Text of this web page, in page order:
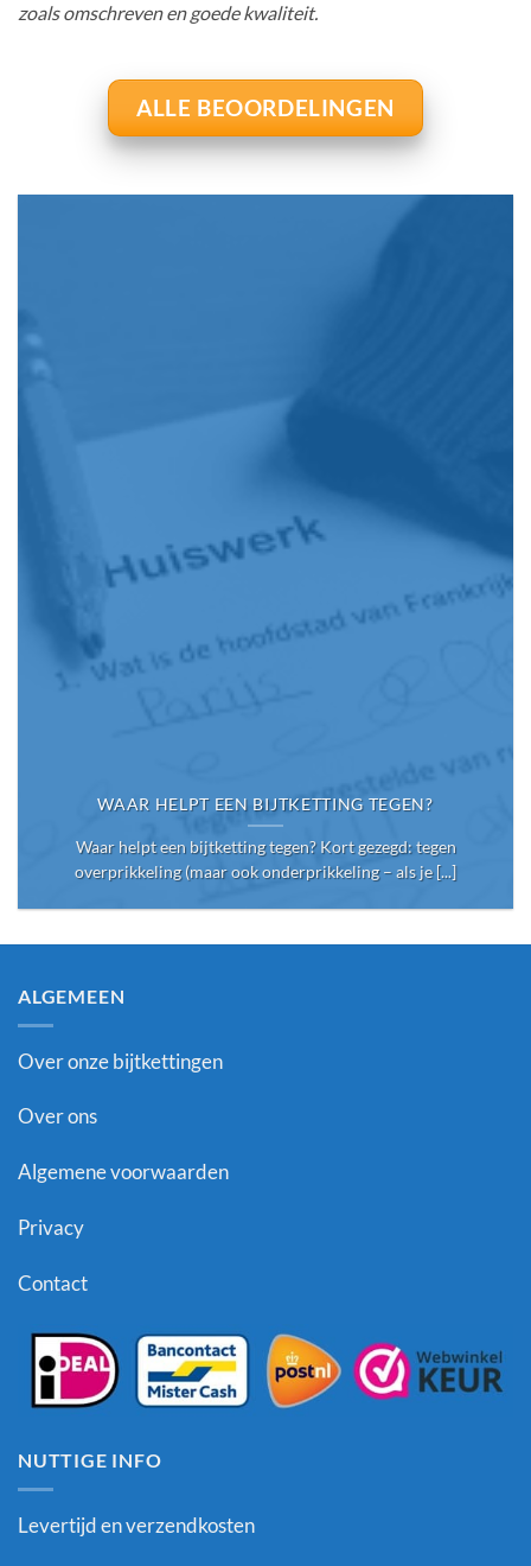
zoals omschreven en goede kwaliteit.
ALLE BEOORDELINGEN
WAAR HELPT EEN BIJTKETTING TEGEN?
Waar helpt een bijtketting tegen? Kort gezegd: tegen
overprikkeling (maar ook onderprikkeling – als je [...]
ALGEMEEN
Over onze bijtkettingen
Over ons
Algemene voorwaarden
Privacy
Contact
NUTTIGE INFO
Levertijd en verzendkosten